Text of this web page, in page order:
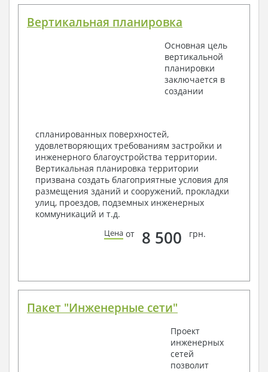
Поэтажные маркировочные планы с
Разрезы и состав конструкций
Фасады с ведомостью внешних отделок
Элементы проемов – спецификация
Ведомость перемычек – сечения и
Архитектурные узлы в конструкциях
2. Конструктивный раздел:
Общие данные по проекту
Схемы расположения и расчеты фундаментов
Элементы каркаса – схемы расположения
Схема расположения перекрытий
Опоры перекрытия на стены или Узлы
Элементы кровли – схемы расположения
3. Инженерный раздел (приобретается по желанию
за дополнительную плату):
Условные обозначения с общими данными
Поэтажная система водоснабжения и
Вертикальная планировка
Основная цель
вертикальной
планировки
заключается в
создании
спланированных поверхностей,
удовлетворяющих требованиям застройки и
инженерного благоустройства территории.
Вертикальная планировка территории
призвана создать благоприятные условия для
размещения зданий и сооружений, прокладки
улиц, проездов, подземных инженерных
коммуникаций и т.д.
Цена от 8 500 грн.
Пакет "Инженерные сети"
Проект
инженерных
сетей
позволит